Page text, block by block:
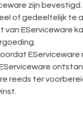
zijn bevestigd.
of gedeeltelijk te
EServiceware
EServiceware
reeds ter